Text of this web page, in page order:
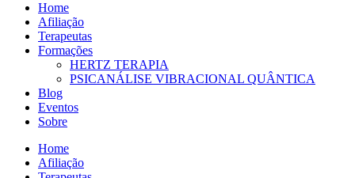
Home
Afiliação
Terapeutas
Formações
HERTZ TERAPIA
PSICANÁLISE VIBRACIONAL QUÂNTICA
Blog
Eventos
Sobre
Home
Afiliação